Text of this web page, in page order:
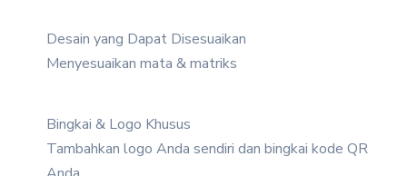
Desain yang Dapat Disesuaikan
Menyesuaikan mata & matriks
Bingkai & Logo Khusus
Tambahkan logo Anda sendiri dan bingkai kode QR